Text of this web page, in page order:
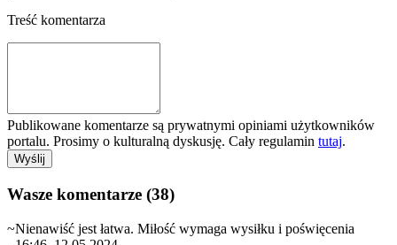
Treść komentarza
Publikowane komentarze są prywatnymi opiniami użytkowników
portalu. Prosimy o kulturalną dyskusję. Cały regulamin tutaj.
Wasze komentarze (38)
~Nienawiść jest łatwa. Miłość wymaga wysiłku i poświęcenia